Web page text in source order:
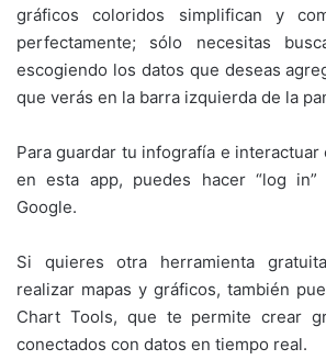
gráficos coloridos simplifican y
perfectamente; sólo necesitas
escogiendo los datos que deseas
que verás en la barra izquierda de la
Para guardar tu infografía e interactuar
en esta app, puedes hacer “log
Google.
Si quieres otra herramienta
realizar mapas y gráficos, también
Chart Tools, que te permite crear
conectados con datos en tiempo real.